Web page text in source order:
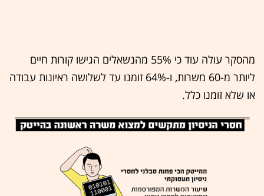
מהסקר עולה עוד כי 55% מהנשאלים הגישו קורות חיים
ליותר מ-60 משרות, ו-64% זומנו עד לשלושה ראיונות עבודה
או שלא זומנו כלל.